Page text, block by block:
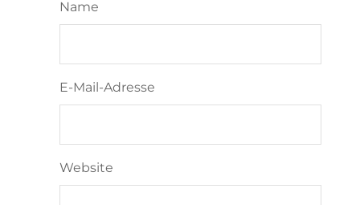
Name
E-Mail-Adresse
Website